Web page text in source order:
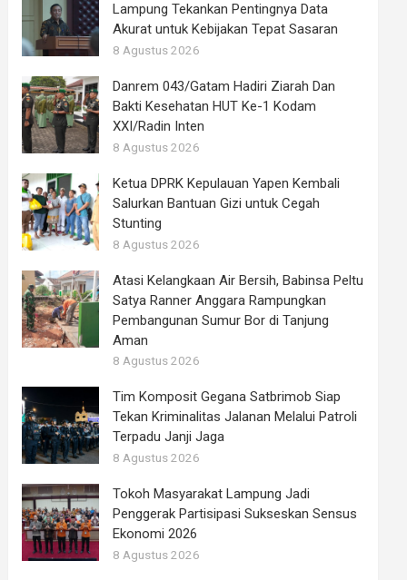
Lampung Tekankan Pentingnya Data
Akurat untuk Kebijakan Tepat Sasaran
8 Agustus 2026
Danrem 043/Gatam Hadiri Ziarah Dan
Bakti Kesehatan HUT Ke-1 Kodam
XXI/Radin Inten
8 Agustus 2026
Ketua DPRK Kepulauan Yapen Kembali
Salurkan Bantuan Gizi untuk Cegah
Stunting
8 Agustus 2026
Atasi Kelangkaan Air Bersih, Babinsa Peltu
Satya Ranner Anggara Rampungkan
Pembangunan Sumur Bor di Tanjung
Aman
8 Agustus 2026
Tim Komposit Gegana Satbrimob Siap
Tekan Kriminalitas Jalanan Melalui Patroli
Terpadu Janji Jaga
8 Agustus 2026
Tokoh Masyarakat Lampung Jadi
Penggerak Partisipasi Sukseskan Sensus
Ekonomi 2026
8 Agustus 2026